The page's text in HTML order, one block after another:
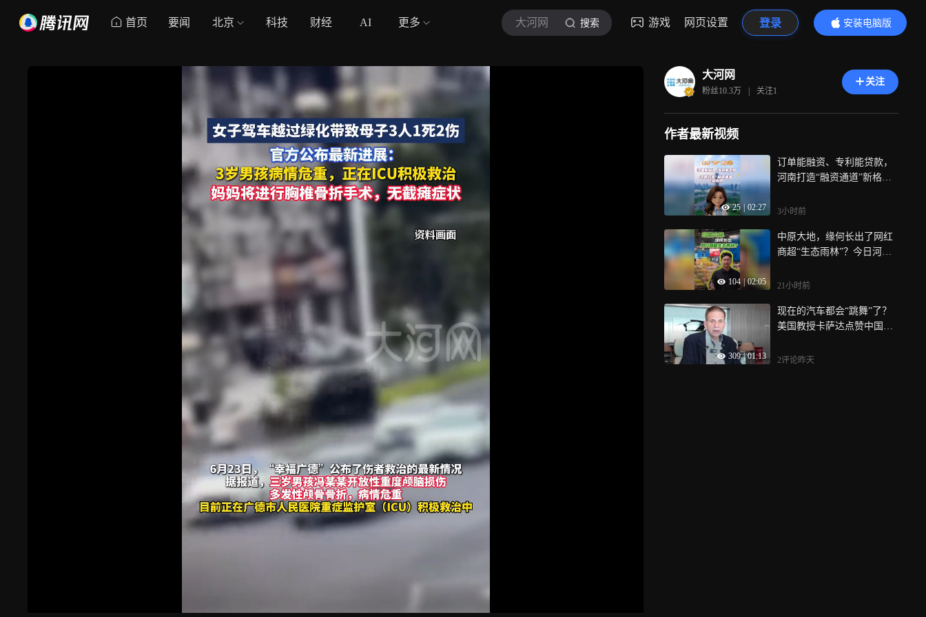
首页 要闻 北京 科技 财经 AI 更多 大河网 搜索 游戏 网页设置 登录
安装电脑版
内容更精彩
大河网
粉丝10.3万 | 关注1
关注
作者最新视频
25 | 02:27
订单能融资、专利能贷款，
河南打造“融资通道”新格
期，记者走进两家不同赛道
听听他们眼中的河南融资环
境发生了什么变化
3小时前
104 02:05
中原大地，缘何长出了网红
商超“生态雨林”？今日河
们用品质和服务，重构着零
在全国的新地位
21小时前
309 | 01:13
现在的汽车都会“跳舞”了？
美国教授卡萨达点赞中国新
2评论昨天